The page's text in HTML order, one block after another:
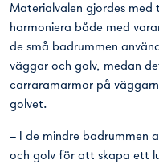
Materialvalen gjordes med
harmoniera både med
de små badrummen
väggar och golv, medan
carraramarmor på
golvet.
– I de mindre badrummen
och golv för att skapa ett